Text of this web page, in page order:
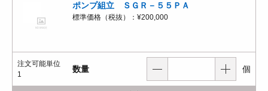
ポンプ組立 ＳＧＲ－５５ＰＡ
標準価格（税抜）： ¥200,000
注文可能単位
1
数量 個